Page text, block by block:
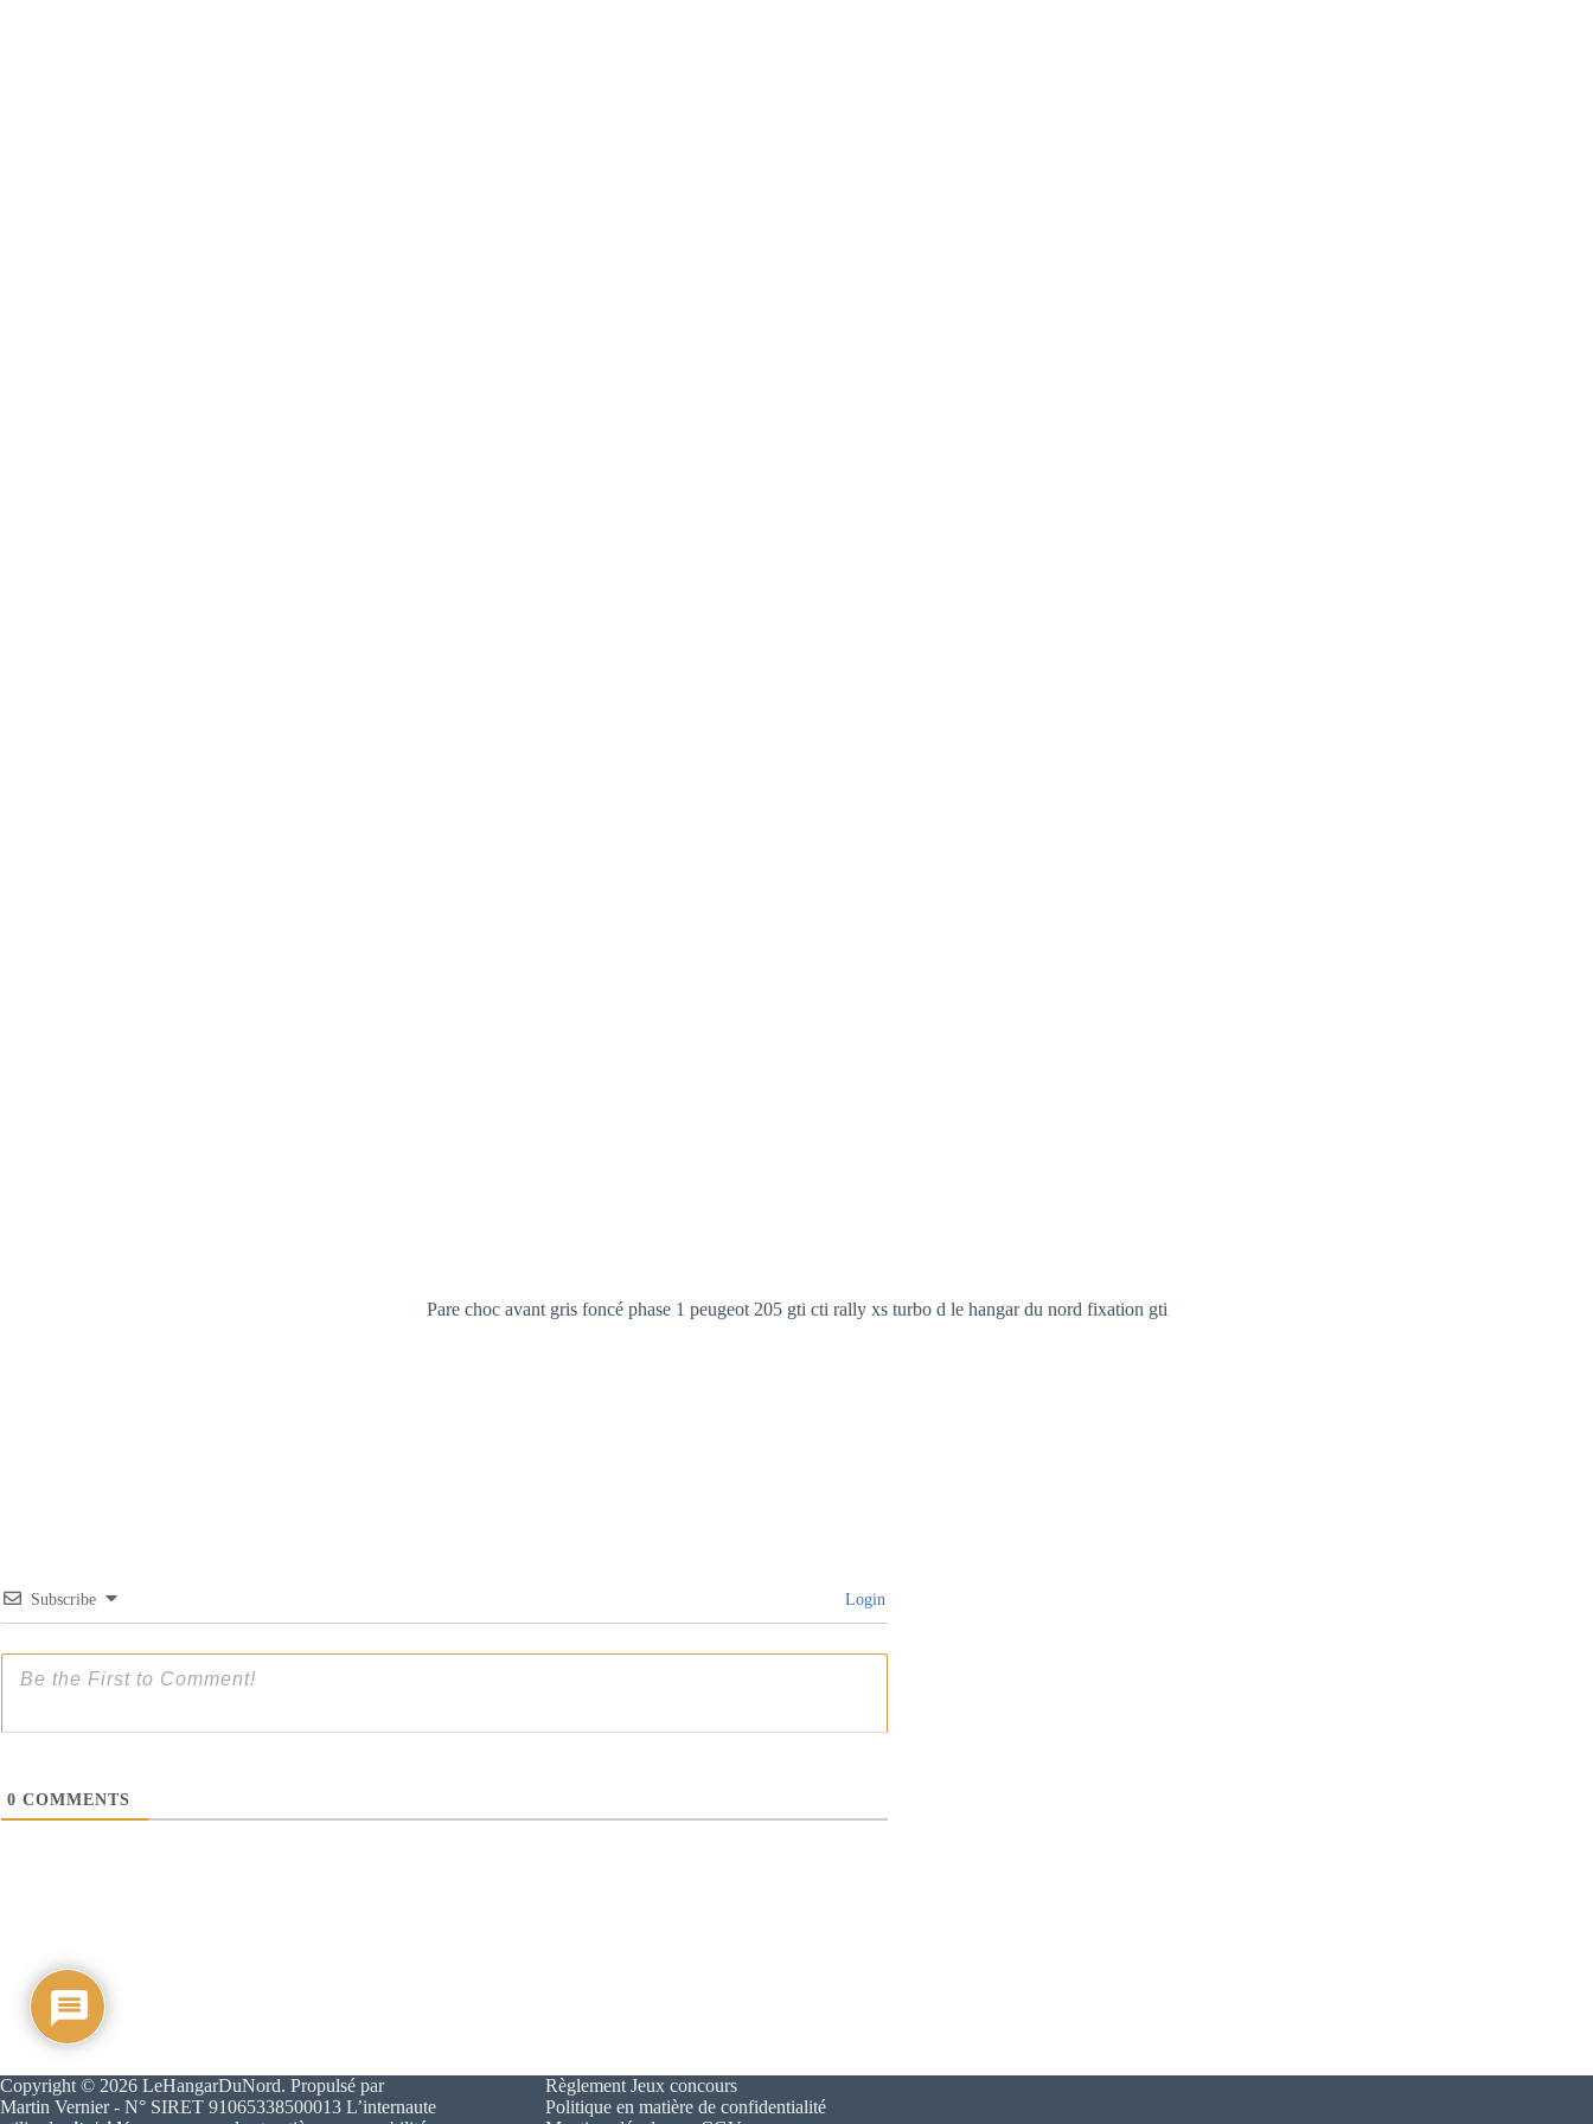
Pare choc avant gris foncé phase 1 peugeot 205 gti cti rally xs turbo d le hangar du nord fixation gti
Subscribe Login
0 COMMENTS
Copyright © 2026 LeHangarDuNord. Propulsé par
Martin Vernier - N° SIRET 91065338500013 L’internaute
Règlement Jeux concours
Politique en matière de confidentialité